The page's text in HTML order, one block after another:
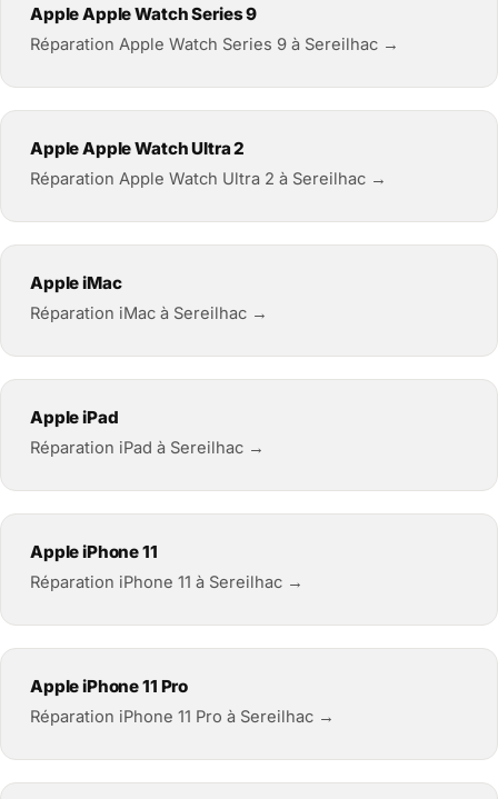
Apple Apple Watch Series 9
Réparation Apple Watch Series 9 à Sereilhac →
Apple Apple Watch Ultra 2
Réparation Apple Watch Ultra 2 à Sereilhac →
Apple iMac
Réparation iMac à Sereilhac →
Apple iPad
Réparation iPad à Sereilhac →
Apple iPhone 11
Réparation iPhone 11 à Sereilhac →
Apple iPhone 11 Pro
Réparation iPhone 11 Pro à Sereilhac →